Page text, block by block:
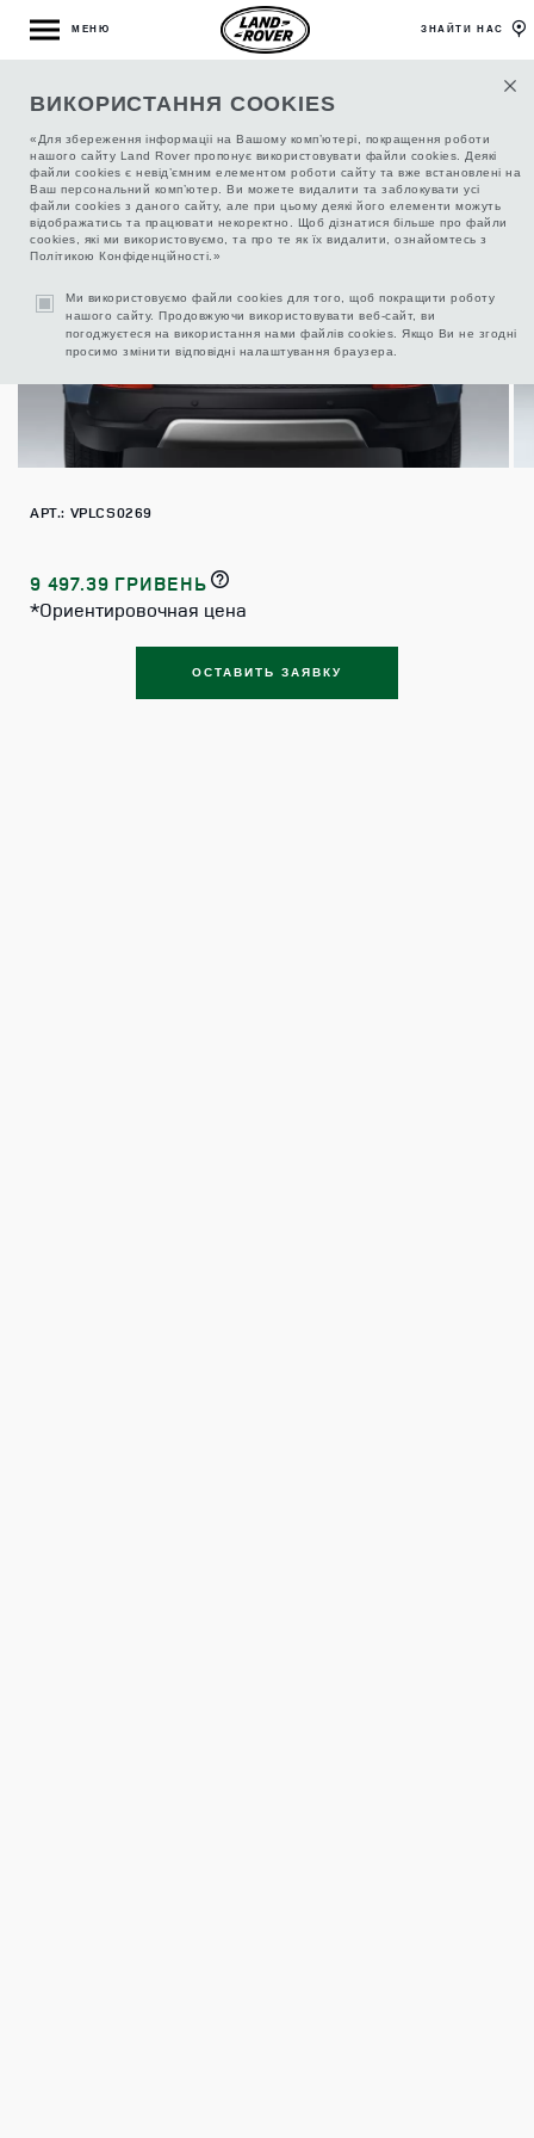
ВИКОРИСТАННЯ COOKIES
«Для збереження інформаціі на Вашому комп’ютері, покращення роботи
нашого сайту Land Rover пропонує використовувати файли cookies. Деякі
файли cookies є невід’ємним елементом роботи сайту та вже встановлені на
Ваш персональний комп’ютер. Ви можете видалити та заблокувати усі
файли cookies з даного сайту, але при цьому деякі його елементи можуть
відображатись та працювати некоректно. Щоб дізнатися більше про файли
cookies, які ми використовуємо, та про те як їх видалити, ознайомтесь з
Політикою Конфіденційності.»
Ми використовуємо файли cookies для того, щоб покращити роботу
нашого сайту. Продовжуючи використовувати веб-сайт, ви
погоджуєтеся на використання нами файлів cookies. Якщо Ви не згодні
просимо змінити відповідні налаштування браузера.
МЕНЮ ЗНАЙТИ НАС
СЕТКА БАГАЖНОГО ОТДЕЛЕНИЯ
АРТ.: VPLCS0269
9 497.39 ГРИВЕНЬ
*Ориентировочная цена
ОСТАВИТЬ ЗАЯВКУ